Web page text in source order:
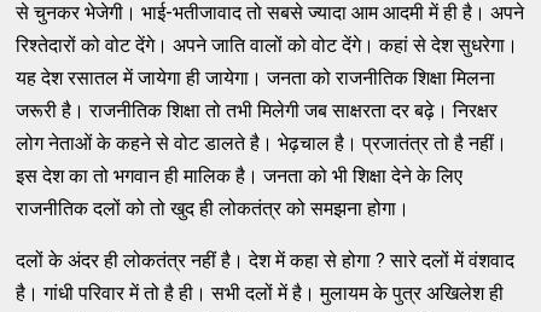
से चुनकर भेजेगी। भाई-भतीजावाद तो सबसे ज्‍यादा आम आदमी में ही है। अपने
रिश्‍तेदारों को वोट देंगे। अपने जाति वालों को वोट देंगे। कहां से देश सुधरेगा।
यह देश रसातल में जायेगा ही जायेगा। जनता को राजनीतिक शिक्षा मिलना
जरूरी है। राजनीतिक शिक्षा तो तभी मिलेगी जब साक्षरता दर बढ़े। निरक्षर
लोग नेताओं के कहने से वोट डालते है। भेढ़चाल है। प्रजातंत्र तो है नहीं।
इस देश का तो भगवान ही मालिक है। जनता को भी शिक्षा देने के लिए
राजनीतिक दलों को तो खुद ही लोकतंत्र को समझना होगा।
दलों के अंदर ही लोकतंत्र नहीं है। देश में कहा से होगा ? सारे दलों में वंशवाद
है। गांधी परिवार में तो है ही। सभी दलों में है। मुलायम के पुत्र अखिलेश ही